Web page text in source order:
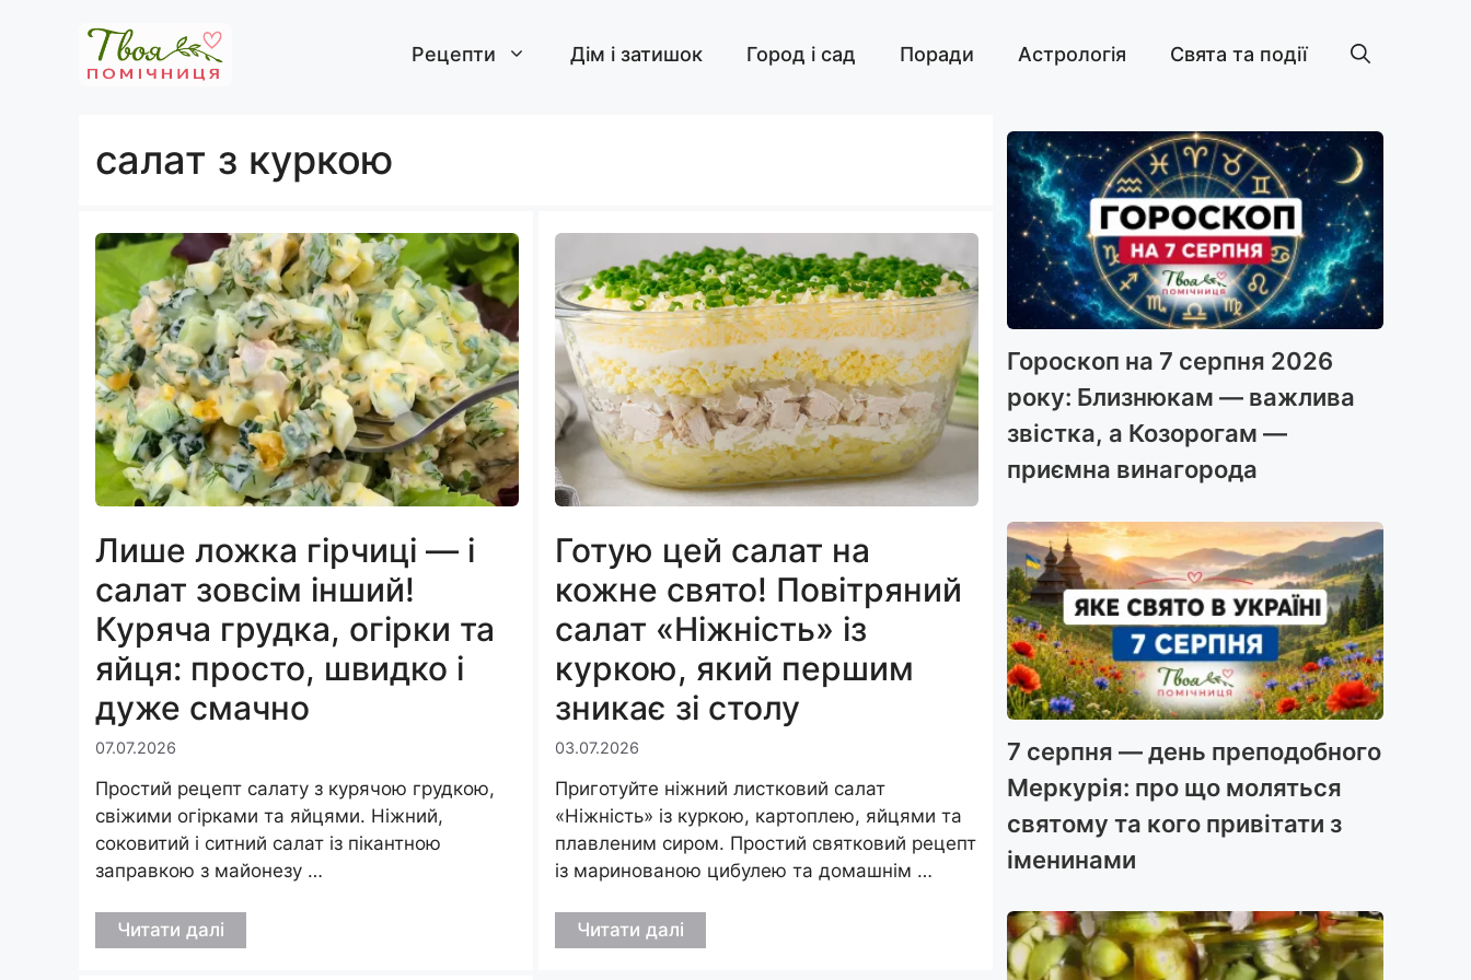
Рецепти Дім і затишок Город і сад Поради Астрологія Свята та події
салат з куркою
Лише ложка гірчиці — і
салат зовсім інший!
Куряча грудка, огірки та
яйця: просто, швидко і
дуже смачно
07.07.2026
Простий рецепт салату з курячою грудкою,
свіжими огірками та яйцями. Ніжний,
соковитий і ситний салат із пікантною
заправкою з майонезу …
Читати далі
Готую цей салат на
кожне свято! Повітряний
салат «Ніжність» із
куркою, який першим
зникає зі столу
03.07.2026
Приготуйте ніжний листковий салат
«Ніжність» із куркою, картоплею, яйцями та
плавленим сиром. Простий святковий рецепт
із маринованою цибулею та домашнім …
Читати далі
Гороскоп на 7 серпня 2026
року: Близнюкам — важлива
звістка, а Козорогам —
приємна винагорода
7 серпня — день преподобного
Меркурія: про що моляться
святому та кого привітати з
іменинами